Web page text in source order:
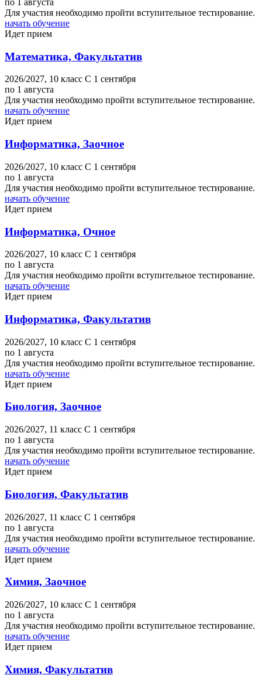
по 1 августа
Для участия необходимо пройти вступительное тестирование.
начать обучение
Идет прием
Математика, Факультатив
2026/2027, 10 класс C 1 сентября
по 1 августа
Для участия необходимо пройти вступительное тестирование.
начать обучение
Идет прием
Информатика, Заочное
2026/2027, 10 класс C 1 сентября
по 1 августа
Для участия необходимо пройти вступительное тестирование.
начать обучение
Идет прием
Информатика, Очное
2026/2027, 10 класс C 1 сентября
по 1 августа
Для участия необходимо пройти вступительное тестирование.
начать обучение
Идет прием
Информатика, Факультатив
2026/2027, 10 класс C 1 сентября
по 1 августа
Для участия необходимо пройти вступительное тестирование.
начать обучение
Идет прием
Биология, Заочное
2026/2027, 11 класс C 1 сентября
по 1 августа
Для участия необходимо пройти вступительное тестирование.
начать обучение
Идет прием
Биология, Факультатив
2026/2027, 11 класс C 1 сентября
по 1 августа
Для участия необходимо пройти вступительное тестирование.
начать обучение
Идет прием
Химия, Заочное
2026/2027, 10 класс C 1 сентября
по 1 августа
Для участия необходимо пройти вступительное тестирование.
начать обучение
Идет прием
Химия, Факультатив